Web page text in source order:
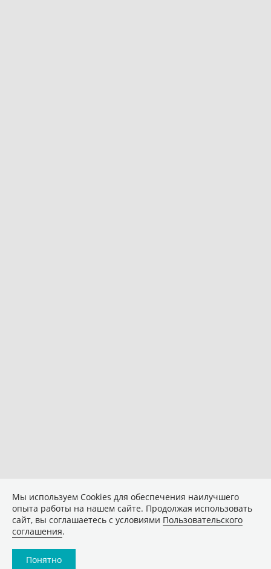
Мы используем Сookies для обеспечения наилучшего
опыта работы на нашем сайте. Продолжая использовать
сайт, вы соглашаетесь с условиями Пользовательского
соглашения.
Понятно